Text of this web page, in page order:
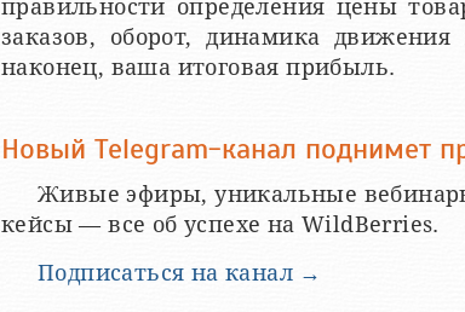
правильности определения цены
заказов, оборот, динамика
наконец, ваша итоговая прибыль.
Новый Telegram-канал поднимет
Живые эфиры, уникальные
кейсы — все об успехе на WildBerries.
Подписаться на канал →